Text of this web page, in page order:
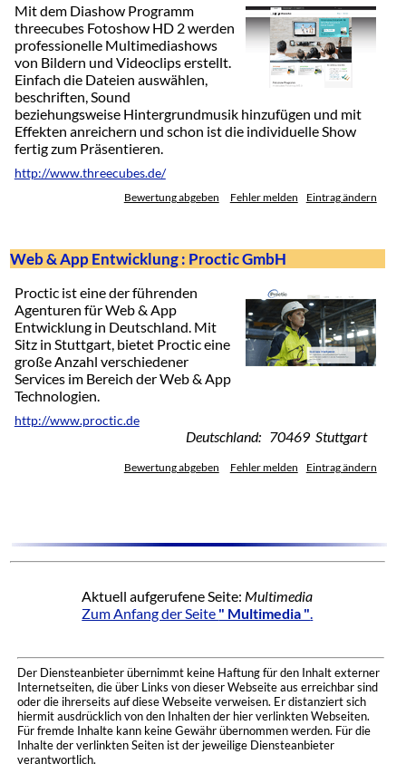
Mit dem Diashow Programm
threecubes Fotoshow HD 2 werden
professionelle Multimediashows
von Bildern und Videoclips erstellt.
Einfach die Dateien auswählen,
beschriften, Sound
beziehungsweise Hintergrundmusik hinzufügen und mit
Effekten anreichern und schon ist die individuelle Show
fertig zum Präsentieren.
http://www.threecubes.de/
Bewertung abgeben Fehler melden Eintrag ändern
Web & App Entwicklung : Proctic GmbH
Proctic ist eine der führenden
Agenturen für Web & App
Entwicklung in Deutschland. Mit
Sitz in Stuttgart, bietet Proctic eine
große Anzahl verschiedener
Services im Bereich der Web & App
Technologien.
http://www.proctic.de
Deutschland: 70469 Stuttgart
Bewertung abgeben Fehler melden Eintrag ändern
Aktuell aufgerufene Seite: Multimedia
Zum Anfang der Seite " Multimedia ".
Der Diensteanbieter übernimmt keine Haftung für den Inhalt externer
Internetseiten, die über Links von dieser Webseite aus erreichbar sind
oder die ihrerseits auf diese Webseite verweisen. Er distanziert sich
hiermit ausdrücklich von den Inhalten der hier verlinkten Webseiten.
Für fremde Inhalte kann keine Gewähr übernommen werden. Für die
Inhalte der verlinkten Seiten ist der jeweilige Diensteanbieter
verantwortlich.